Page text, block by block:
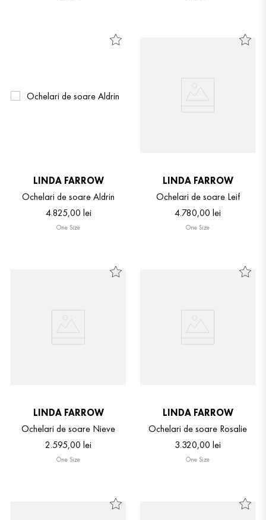
LINDA FARROW
Ochelari de soare Aldrin
4.825,00 lei
One Size
LINDA FARROW
Ochelari de soare Leif
4.780,00 lei
One Size
LINDA FARROW
Ochelari de soare Nieve
2.595,00 lei
One Size
LINDA FARROW
Ochelari de soare Rosalie
3.320,00 lei
One Size